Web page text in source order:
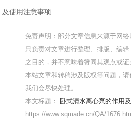
及使用注意事项
免责声明：部分文章信息来源于网
只负责对文章进行整理、排版、编
之目的，并不意味着赞同其观点或
本站文章和转稿涉及版权等问题，请
我们会尽快处理。
本文标题：
卧式清水离心泵的作用
https://www.sqmade.cn/QA/